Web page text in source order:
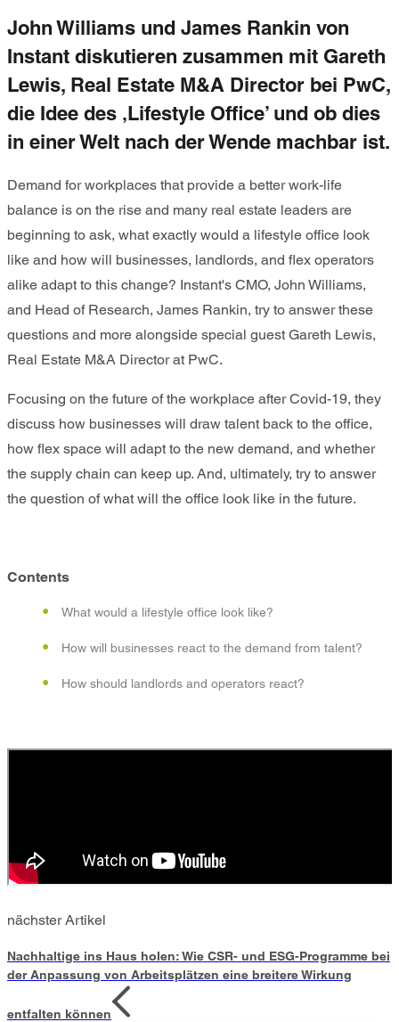
John Williams und James Rankin von
Instant diskutieren zusammen mit Gareth
Lewis, Real Estate M&A Director bei PwC,
die Idee des ‚Lifestyle Office’ und ob dies
in einer Welt nach der Wende machbar ist.
Demand for workplaces that provide a better work-life
balance is on the rise and many real estate leaders are
beginning to ask, what exactly would a lifestyle office look
like and how will businesses, landlords, and flex operators
alike adapt to this change? Instant's CMO, John Williams,
and Head of Research, James Rankin, try to answer these
questions and more alongside special guest Gareth Lewis,
Real Estate M&A Director at PwC.
Focusing on the future of the workplace after Covid-19, they
discuss how businesses will draw talent back to the office,
how flex space will adapt to the new demand, and whether
the supply chain can keep up. And, ultimately, try to answer
the question of what will the office look like in the future.
Contents
What would a lifestyle office look like?
How will businesses react to the demand from talent?
How should landlords and operators react?
nächster Artikel
Nachhaltige ins Haus holen: Wie CSR- und ESG-Programme bei
der Anpassung von Arbeitsplätzen eine breitere Wirkung
entfalten können